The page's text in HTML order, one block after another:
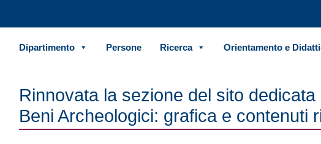
Dipartimento Persone Ricerca Orientamento e
Rinnovata la sezione del sito
Beni Archeologici: grafica e contenuti